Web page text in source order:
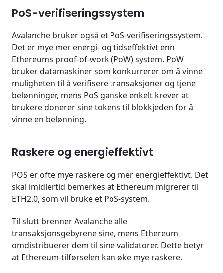
PoS-verifiseringssystem
Avalanche bruker også et PoS-verifiseringssystem.
Det er mye mer energi- og tidseffektivt enn
Ethereums proof-of-work (PoW) system. PoW
bruker datamaskiner som konkurrerer om å vinne
muligheten til å verifisere transaksjoner og tjene
belønninger, mens PoS ganske enkelt krever at
brukere donerer sine tokens til blokkjeden for å
vinne en belønning.
Raskere og energieffektivt
POS er ofte mye raskere og mer energieffektivt. Det
skal imidlertid bemerkes at Ethereum migrerer til
ETH2.0, som vil bruke et PoS-system.
Til slutt brenner Avalanche alle
transaksjonsgebyrene sine, mens Ethereum
omdistribuerer dem til sine validatorer. Dette betyr
at Ethereum-tilførselen kan øke mye raskere.